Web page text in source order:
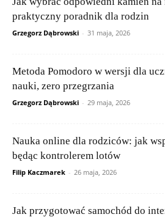
praktyczny poradnik dla rodzin
Grzegorz Dąbrowski - 31 maja, 2026
Metoda Pomodoro w wersji dla
nauki, zero przegrzania
Grzegorz Dąbrowski - 29 maja, 2026
Nauka online dla rodziców: jak
będąc kontrolerem lotów
Filip Kaczmarek - 26 maja, 2026
Jak przygotować samochód do